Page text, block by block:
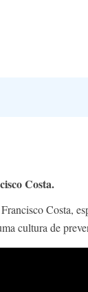
Costa.
Costa,
cultura de